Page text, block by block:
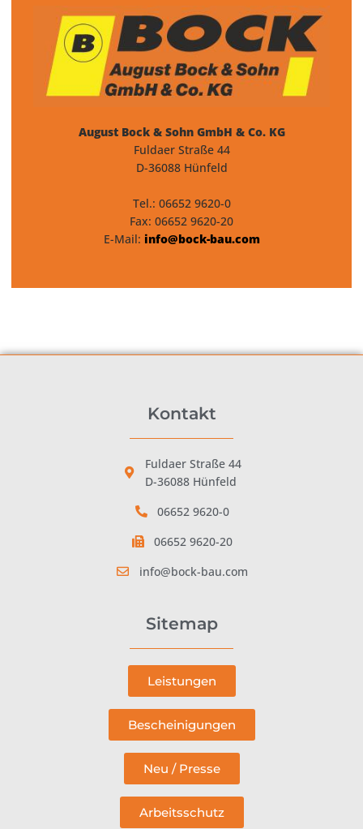
August Bock & Sohn GmbH & Co. KG
Fuldaer Straße 44
D-36088 Hünfeld
Tel.: 06652 9620-0
Fax: 06652 9620-20
E-Mail: info@bock-bau.com
Kontakt
Fuldaer Straße 44
D-36088 Hünfeld
06652 9620-0
06652 9620-20
info@bock-bau.com
Sitemap
Leistungen
Bescheinigungen
Neu / Presse
Arbeitsschutz